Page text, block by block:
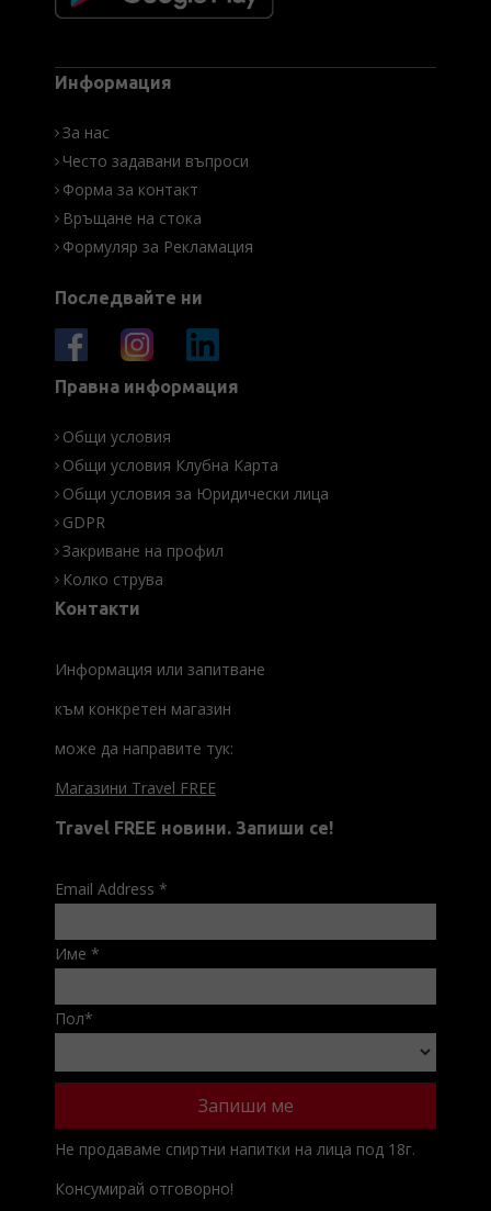
Информация
За нас
Често задавани въпроси
Форма за контакт
Връщане на стока
Формуляр за Рекламация
Последвайте ни
Правна информация
Общи условия
Общи условия Клубна Карта
Общи условия за Юридически лица
GDPR
Закриване на профил
Колко струва
Контакти
Информация или запитване
към конкретен магазин
може да направите тук:
Магазини Travel FREE
Travel FREE новини. Запиши се!
Email Address *
Име *
Пол*
Не продаваме спиртни напитки на лица под 18г.
Консумирай отговорно!